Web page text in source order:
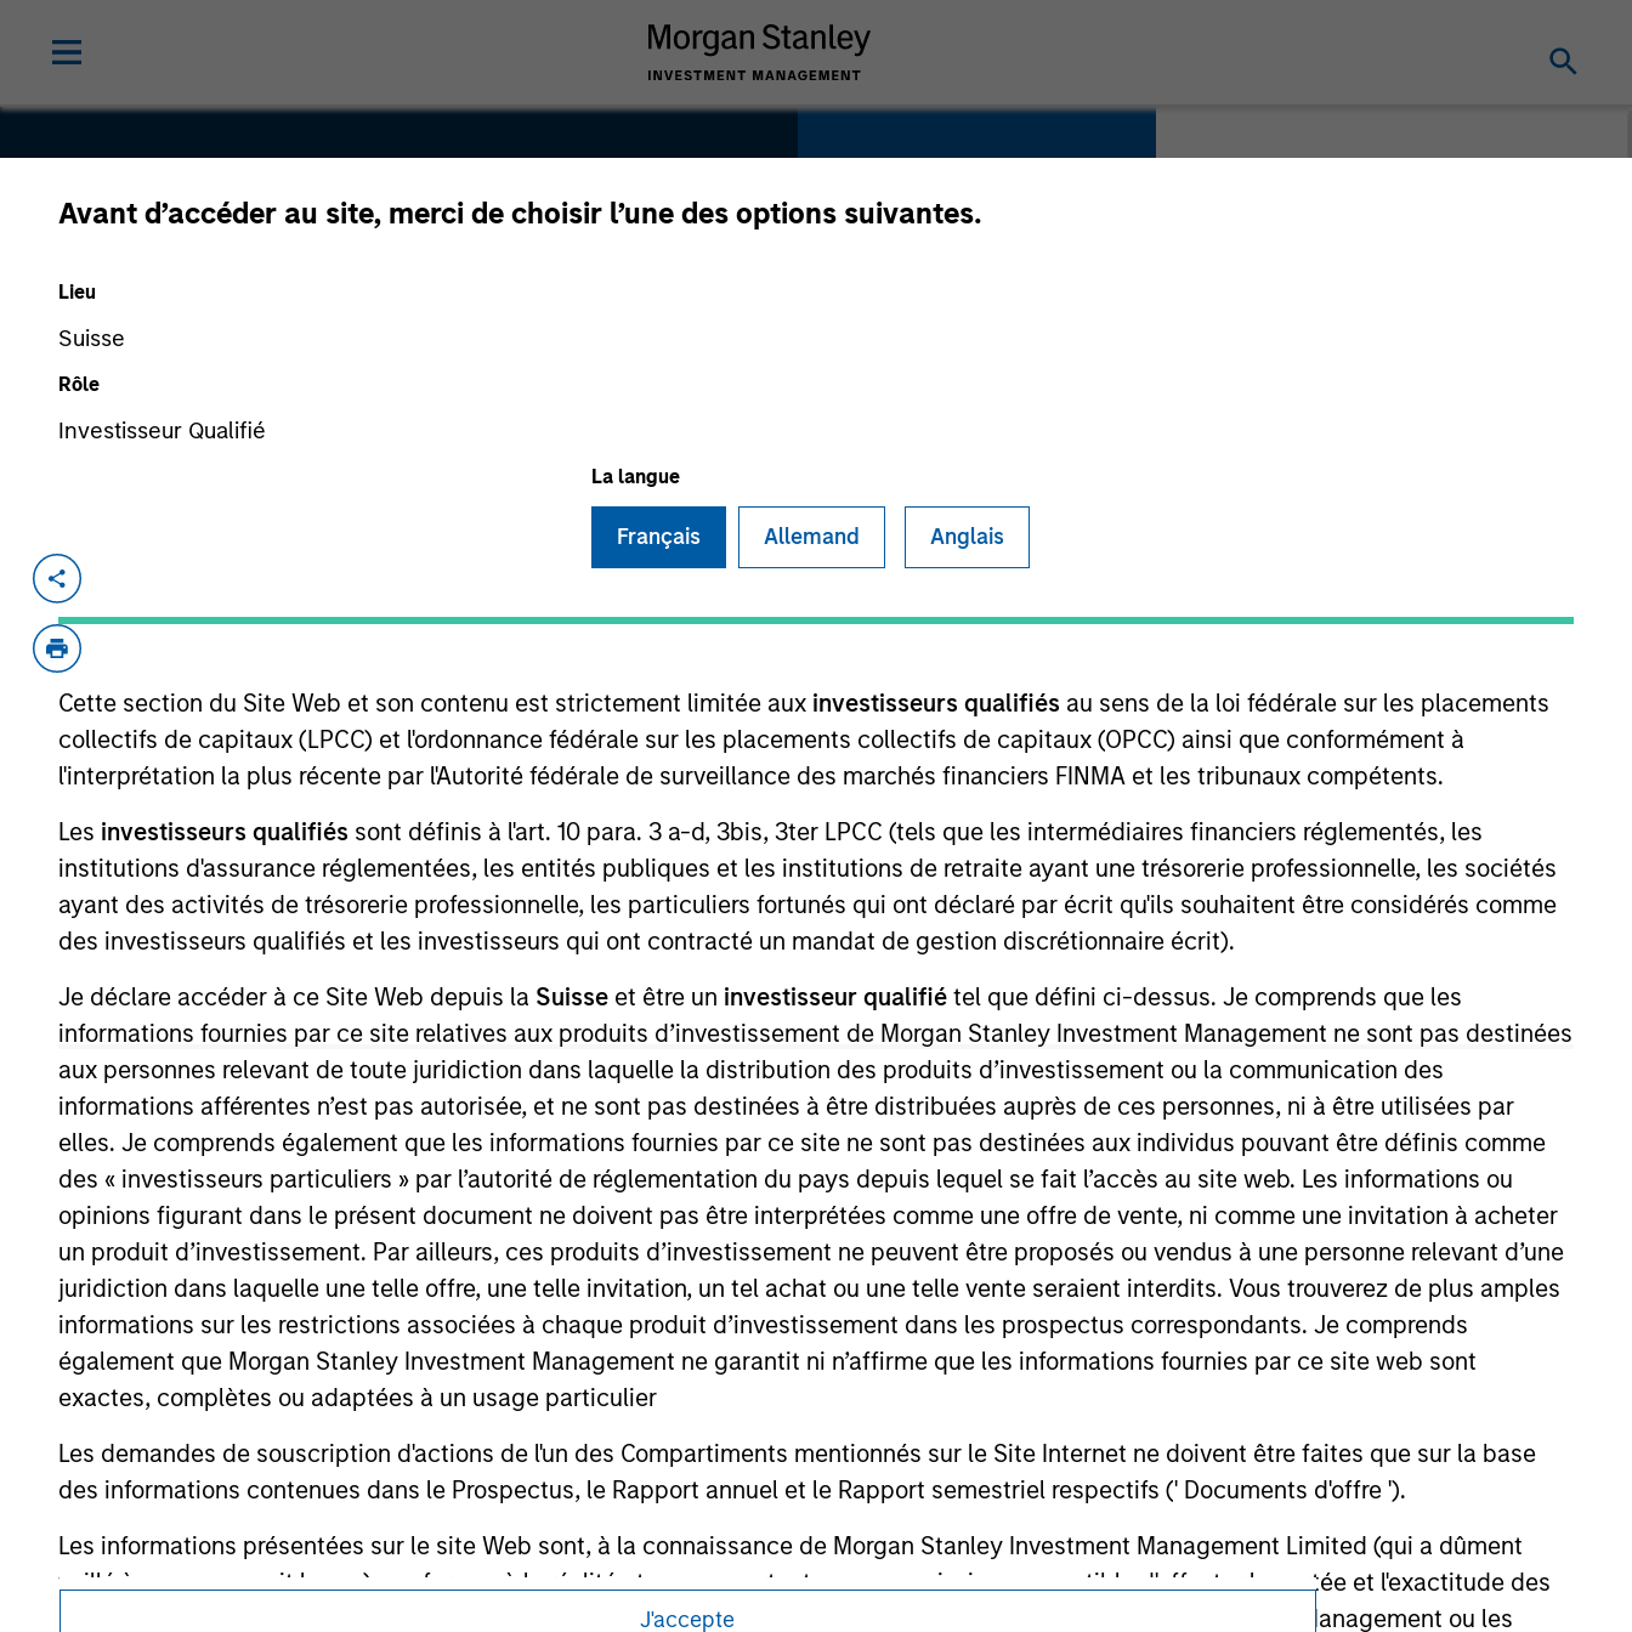
Avant d’accéder au site, merci de choisir l’une des options suivantes.
Lieu
Suisse
Rôle
Investisseur Qualifié
La langue
Français Allemand Anglais
Cette section du Site Web et son contenu est strictement limitée aux investisseurs qualifiés au sens de la loi fédérale sur les placements
collectifs de capitaux (LPCC) et l'ordonnance fédérale sur les placements collectifs de capitaux (OPCC) ainsi que conformément à
l'interprétation la plus récente par l'Autorité fédérale de surveillance des marchés financiers FINMA et les tribunaux compétents.
Les investisseurs qualifiés sont définis à l'art. 10 para. 3 a-d, 3bis, 3ter LPCC (tels que les intermédiaires financiers réglementés, les
institutions d'assurance réglementées, les entités publiques et les institutions de retraite ayant une trésorerie professionnelle, les sociétés
ayant des activités de trésorerie professionnelle, les particuliers fortunés qui ont déclaré par écrit qu'ils souhaitent être considérés comme
des investisseurs qualifiés et les investisseurs qui ont contracté un mandat de gestion discrétionnaire écrit).
Je déclare accéder à ce Site Web depuis la Suisse et être un investisseur qualifié tel que défini ci-dessus. Je comprends que les
informations fournies par ce site relatives aux produits d’investissement de Morgan Stanley Investment Management ne sont pas destinées
aux personnes relevant de toute juridiction dans laquelle la distribution des produits d’investissement ou la communication des
informations afférentes n’est pas autorisée, et ne sont pas destinées à être distribuées auprès de ces personnes, ni à être utilisées par
elles. Je comprends également que les informations fournies par ce site ne sont pas destinées aux individus pouvant être définis comme
des « investisseurs particuliers » par l’autorité de réglementation du pays depuis lequel se fait l’accès au site web. Les informations ou
opinions figurant dans le présent document ne doivent pas être interprétées comme une offre de vente, ni comme une invitation à acheter
un produit d’investissement. Par ailleurs, ces produits d’investissement ne peuvent être proposés ou vendus à une personne relevant d’une
juridiction dans laquelle une telle offre, une telle invitation, un tel achat ou une telle vente seraient interdits. Vous trouverez de plus amples
informations sur les restrictions associées à chaque produit d’investissement dans les prospectus correspondants. Je comprends
également que Morgan Stanley Investment Management ne garantit ni n’affirme que les informations fournies par ce site web sont
exactes, complètes ou adaptées à un usage particulier
Les demandes de souscription d'actions de l'un des Compartiments mentionnés sur le Site Internet ne doivent être faites que sur la base
des informations contenues dans le Prospectus, le Rapport annuel et le Rapport semestriel respectifs (' Documents d'offre ').
Les informations présentées sur le site Web sont, à la connaissance de Morgan Stanley Investment Management Limited (qui a dûment
veillé à ce que ce soit le cas), conformes à la réalité et ne comportent aucune omission susceptible d'affecter la portée et l'exactitude des
informations ainsi présentées. Toutefois, aucune garantie d'exactitude n'est donnée et Morgan Stanley Investment Management ou les
J'accepte
Technology
Aug 2023
Secured Note
Founded in 2004, INRIX pioneered intelligent mobility solutions by transforming big data
from connected devices and vehicles into mobility insights. By empowering cities,
businesses, and people with valuable insights, INRIX is helping to make the world smarter,
ecosystem, INRIX is uniquely positioned at the intersection of technology and
transportation.
View Current Employment Opportunities
View Site
As of December 12, 2025. The above is provided for informational and educational purposes only. There is no guarantee that the investment
mentioned resulted in positive performance (for realized holdings), or will perform well in the future (for current holdings). The trademarks and
service marks above are the property of their respective owners. The information on this website has not been authorized, sponsored, or otherwise
approved by such owners. By clicking on any links shown here, you agree that you are navigating to a third party site. We are providing these
hyperlinks to you only as a convenience and the inclusion of any hyperlink is not and does not imply any endorsement, approval, investigation,
verification or monitoring by us of any information contained in any hyperlinked site. In no event shall we be responsible for the information
contained on the site or your use of such site.
Morgan Stanley
Morgan Stanley Careers